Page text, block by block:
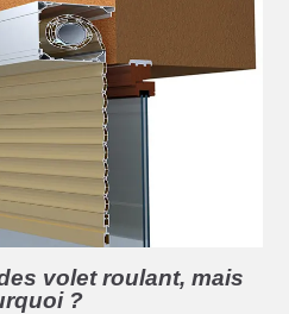
volet roulant, mais
?